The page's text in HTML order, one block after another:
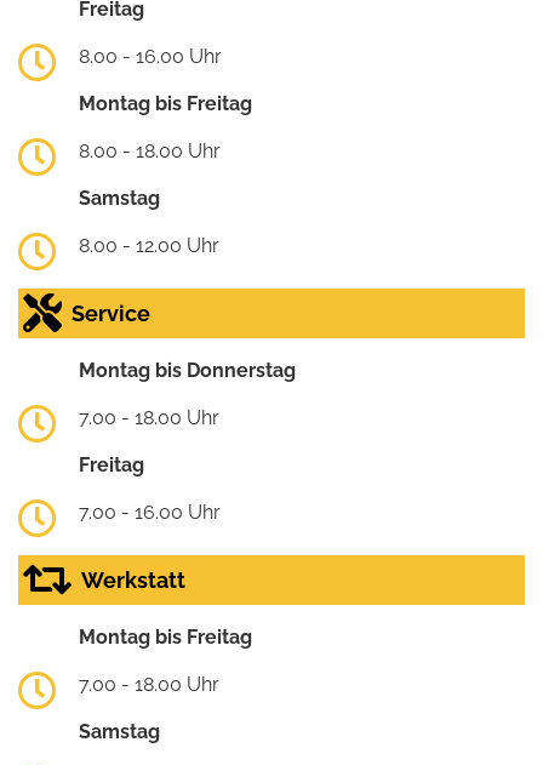
Freitag
8.00 - 16.00 Uhr
Montag bis Freitag
8.00 - 18.00 Uhr
Samstag
8.00 - 12.00 Uhr
Service
Montag bis Donnerstag
7.00 - 18.00 Uhr
Freitag
7.00 - 16.00 Uhr
Werkstatt
Montag bis Freitag
7.00 - 18.00 Uhr
Samstag